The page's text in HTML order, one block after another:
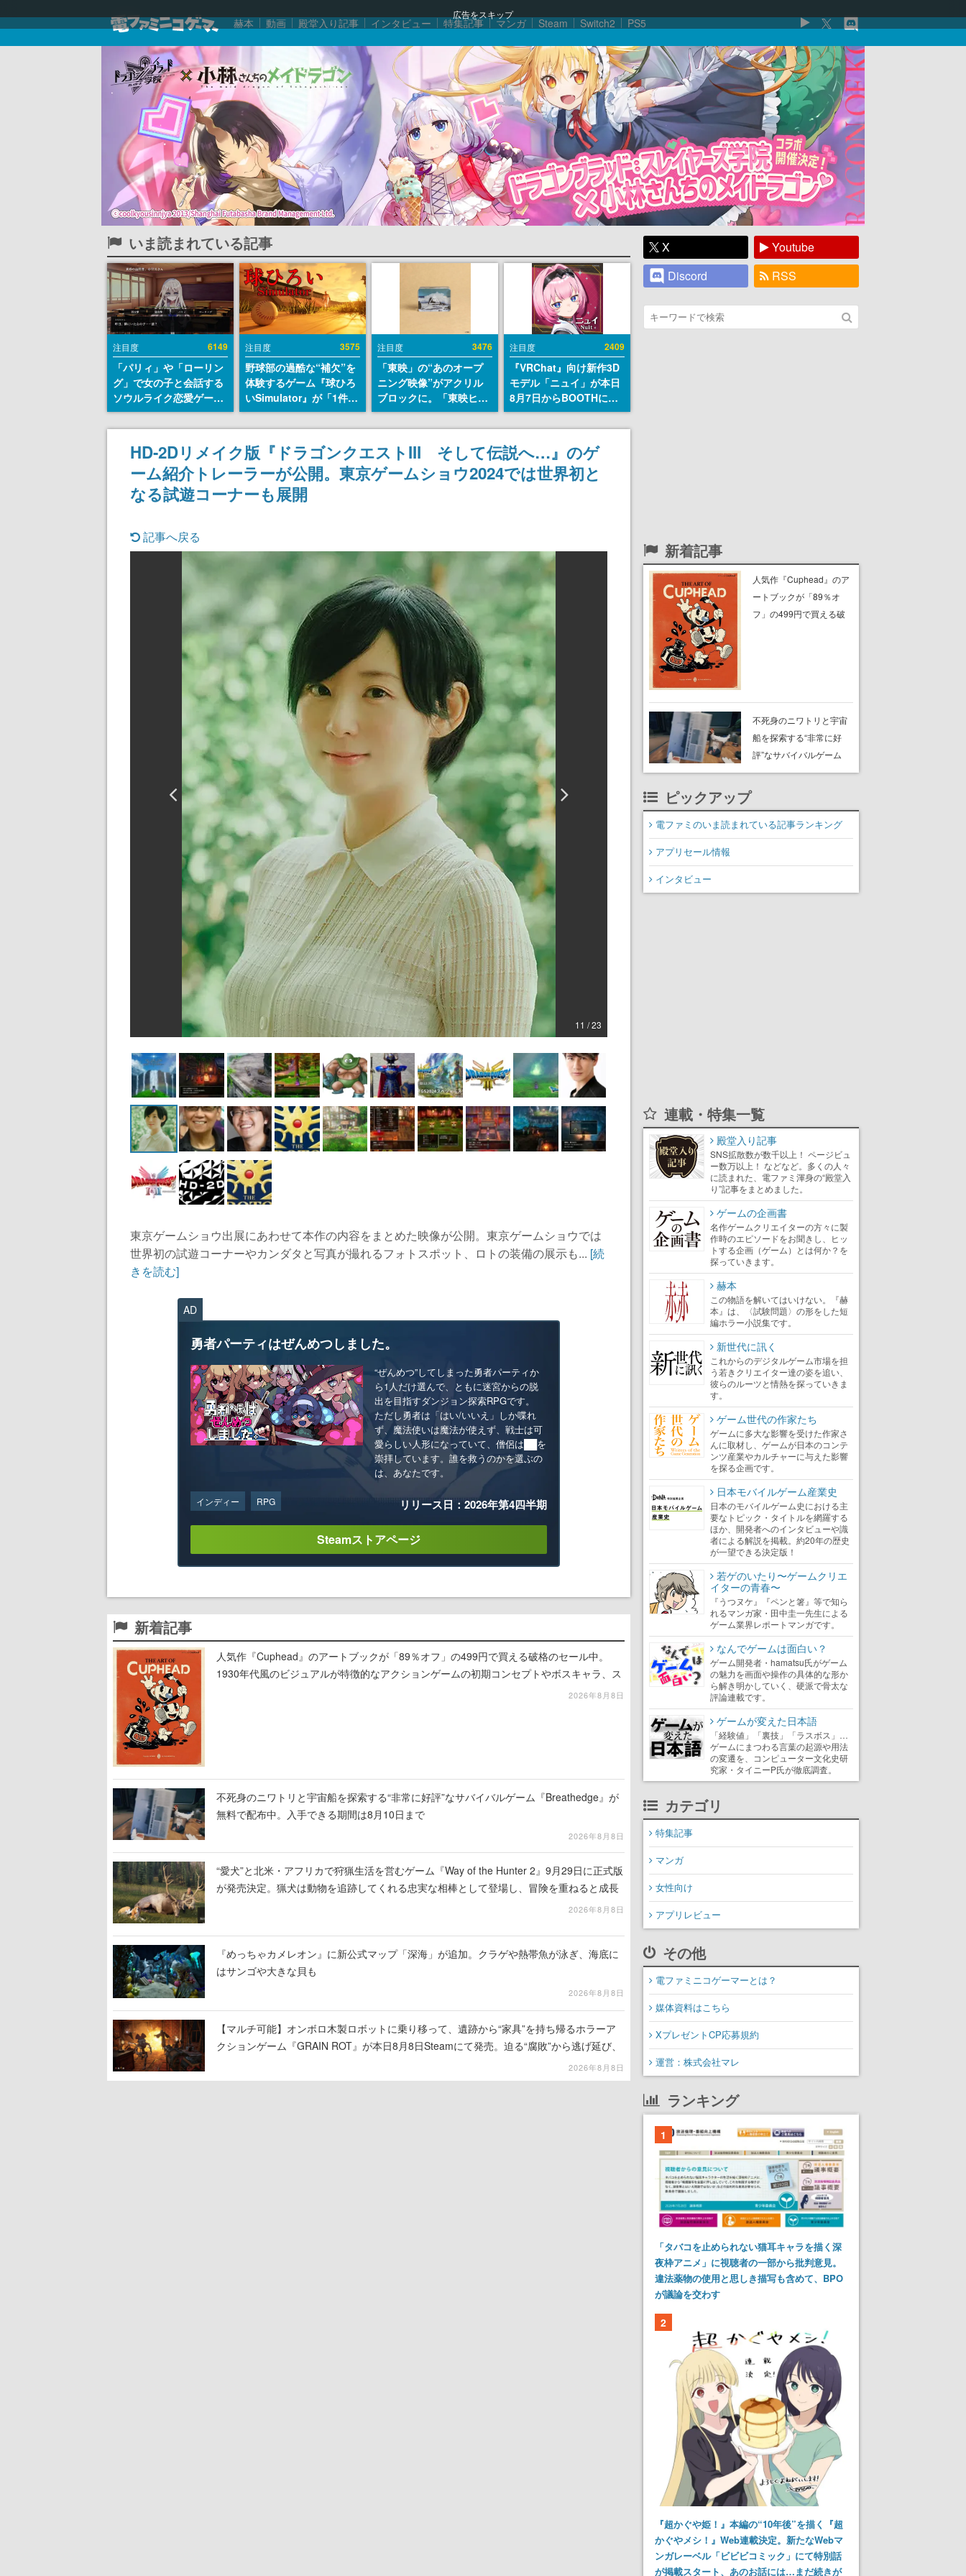
広告をスキップ
赫本 動画 殿堂入り記事 インタビュー 特集記事 マンガ Steam Switch2 PS5
いま読まれている記事
注目度 6149
「パリィ」や「ローリン
グ」で女の子と会話する
ソウルライク恋愛ゲーム
『小早川さんはソウルラ
イク』無料公開。返事に
失敗すると「YOU
DIED」
注目度 3575
野球部の過酷な“補欠”を
体験するゲーム『球ひろ
いSimulator』が「1件」
のウィッシュリストをも
とにチェコ語に対応し
SNSで話題に。『キング
ダム・カム』開発元やチ
ェコのプロ野球選手から
称賛の声
注目度 3476
「東映」の“あのオープ
ニング映像”がアクリル
ブロックに。「東映ヒス
トリカル グッズコレクシ
ョン」が8月下旬より発
注目度 2409
『VRChat』向け新作3D
モデル「ニュイ」が本日
8月7日からBOOTHにて
発売。瞳に光る星や感情
豊かな表情が、小悪魔か
わいい
HD-2Dリメイク版『ドラゴンクエストIII そして伝説へ…』のゲ
ーム紹介トレーラーが公開。東京ゲームショウ2024では世界初と
なる試遊コーナーも展開
記事へ戻る
11 / 23
東京ゲームショウ出展にあわせて本作の内容をまとめた映像が公開。東京ゲームショウでは
世界初の試遊コーナーやカンダタと写真が撮れるフォトスポット、ロトの装備の展示も... [続
きを読む]
AD
勇者パーティはぜんめつしました。
“ぜんめつ”してしまった勇者パーティか
ら1人だけ選んで、ともに迷宮からの脱
出を目指すダンジョン探索RPGです。
ただし勇者は「はい/いいえ」しか喋れ
ず、魔法使いは魔法が使えず、戦士は可
愛らしい人形になっていて、僧侶は██を
崇拝しています。誰を救うのかを選ぶの
は、あなたです。
インディー RPG リリース日：2026年第4四半期
Steamストアページ
新着記事
人気作『Cuphead』のアートブックが「89％オフ」の499円で買える破格のセール中。
1930年代風のビジュアルが特徴的なアクションゲームの初期コンセプトやボスキャラ、ス
2026年8月8日
不死身のニワトリと宇宙船を探索する“非常に好評”なサバイバルゲーム『Breathedge』が
無料で配布中。入手できる期間は8月10日まで
2026年8月8日
“愛犬”と北米・アフリカで狩猟生活を営むゲーム『Way of the Hunter 2』9月29日に正式版
が発売決定。猟犬は動物を追跡してくれる忠実な相棒として登場し、冒険を重ねると成長
2026年8月8日
『めっちゃカメレオン』に新公式マップ「深海」が追加。クラゲや熱帯魚が泳ぎ、海底に
はサンゴや大きな貝も
2026年8月8日
【マルチ可能】オンボロ木製ロボットに乗り移って、遺跡から“家具”を持ち帰るホラーア
クションゲーム『GRAIN ROT』が本日8月8日Steamにて発売。迫る“腐敗”から逃げ延び、
2026年8月8日
X
Youtube
Discord
RSS
新着記事
人気作『Cuphead』のア
ートブックが「89％オ
フ」の499円で買える破
ラ、ステージのイラスト
も収録
不死身のニワトリと宇宙
船を探索する“非常に好
評”なサバイバルゲーム
『Breathedge』が無料で
ピックアップ
電ファミのいま読まれている記事ランキング
アプリセール情報
インタビュー
連載・特集一覧
殿堂入り記事
SNS拡散数が数千以上！ ページビュ
ー数万以上！ などなど。多くの人々
に読まれた、電ファミ渾身の“殿堂入
り”記事をまとめました。
ゲームの企画書
名作ゲームクリエイターの方々に製
作時のエピソードをお聞きし、ヒッ
トする企画（ゲーム）とは何か？を
探っていきます。
赫本
この物語を解いてはいけない。『赫
本』は、〈試験問題〉の形をした短
編ホラー小説集です。
新世代に訊く
これからのデジタルゲーム市場を担
う若きクリエイター達の姿を追い、
彼らのルーツと情熱を探っていきま
す。
ゲーム世代の作家たち
ゲームに多大な影響を受けた作家さ
んに取材し、ゲームが日本のコンテ
ンツ産業やカルチャーに与えた影響
を探る企画です。
日本モバイルゲーム産業史
日本のモバイルゲーム史における主
要なトピック・タイトルを網羅する
ほか、開発者へのインタビューや識
者による解説を掲載。約20年の歴史
が一望できる決定版！
若ゲのいたり〜ゲームクリエ
イターの青春〜
『うつヌケ』『ペンと箸』等で知ら
れるマンガ家・田中圭一先生による
ゲーム業界レポートマンガです。
なんでゲームは面白い？
ゲーム開発者・hamatsu氏がゲーム
の魅力を画面や操作の具体的な形か
ら解き明かしていく、硬派で骨太な
評論連載です。
ゲームが変えた日本語
「経験値」「裏技」「ラスボス」…
ゲームにまつわる言葉の起源や用法
の変遷を、コンピューター文化史研
究家・タイニーP氏が徹底調査。
カテゴリ
特集記事
マンガ
女性向け
アプリレビュー
その他
電ファミニコゲーマーとは？
媒体資料はこちら
XプレゼントCP応募規約
運営：株式会社マレ
ランキング
1
「タバコを止められない猫耳キャラを描く深
夜枠アニメ」に視聴者の一部から批判意見。
違法薬物の使用と思しき描写も含めて、BPO
が議論を交わす
2
『超かぐや姫！』本編の“10年後”を描く『超
かぐやメシ！』Web連載決定。新たなWebマ
ンガレーベル「ビビビコミック」にて特別話
が掲載スタート、あのお話には…まだ続きが